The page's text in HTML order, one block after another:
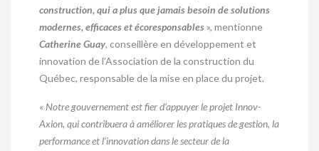
construction, qui a plus que jamais besoin de solutions
modernes, efficaces et écoresponsables », mentionne
Catherine Guay, conseillère en développement et
innovation de l’Association de la construction du
Québec, responsable de la mise en place du projet.
« Notre gouvernement est fier d’appuyer le projet Innov-
Axion, qui contribuera à améliorer les pratiques de gestion, la
performance et l’innovation dans le secteur de la